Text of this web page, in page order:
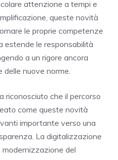
attenzione a tempi e
queste novità
le proprie competenze
estende le responsabilità
a un rigore ancora
delle nuove norme.
riconosciuto che il percorso
come queste novità
importante verso una
La digitalizzazione
modernizzazione del